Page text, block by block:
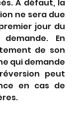
A défaut, la
ne sera due
jour du
En
de son
qui demande
peut
en cas de